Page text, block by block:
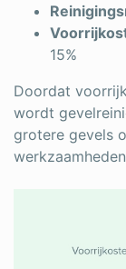
15%
Doordat
wordt
grotere gevels